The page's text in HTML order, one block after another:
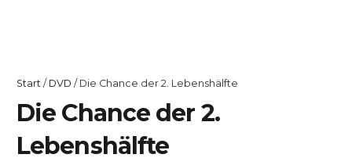
Start / DVD / Die Chance der 2. Lebenshälfte
Die Chance der 2.
Lebenshälfte